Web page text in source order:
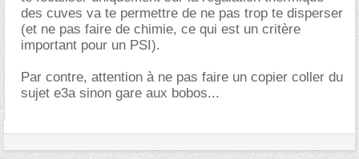
des cuves va te permettre de ne pas trop te disperser
(et ne pas faire de chimie, ce qui est un critère
important pour un PSI).
Par contre, attention à ne pas faire un copier coller du
sujet e3a sinon gare aux bobos...